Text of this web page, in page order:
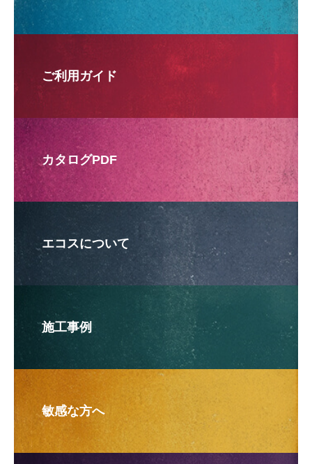
ご利用ガイド
カタログPDF
エコスについて
施工事例
敏感な方へ